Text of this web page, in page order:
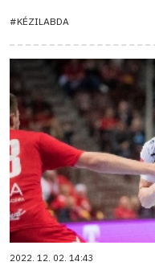
#KÉZILABDA
2022. 12. 02. 14:43